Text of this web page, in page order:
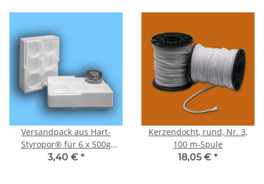
Versandpack aus Hart-
Styropor® für 6 x 500g
Rundgläser
3,40 € *
Kerzendocht, rund, Nr. 3,
100 m-Spule
18,05 € *